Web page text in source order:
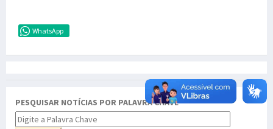
WhatsApp
PESQUISAR NOTÍCIAS POR PALAVRA CHAVE